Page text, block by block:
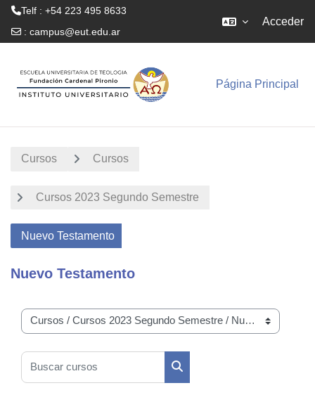
Telf : +54 223 495 8633
: campus@eut.edu.ar
Acceder
Página Principal
Cursos Cursos
Cursos 2023 Segundo Semestre
Nuevo Testamento
Nuevo Testamento
Categorías
Buscar cursos
Buscar cursos